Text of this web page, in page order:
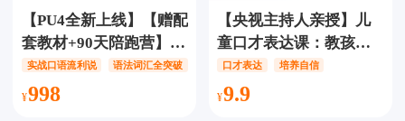
【PU4全新上线】【赠配
套教材+90天陪跑营】新
东方比邻Power Up全能
英语提升计划
实战口语流利说 语法词汇全突破 AI智能匹配学习路径
998
【央视主持人亲授】儿
童口才表达课：教孩子
学会自信表达，敢说、
爱说、会说！
口才表达 培养自信
9.9